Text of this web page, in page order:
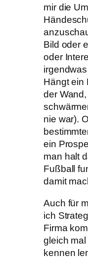
mir die
Bild oder
oder
Hängt ein
der
nie war).
ein
man halt
Fußball
damit
Auch für
ich
Firma
gleich
kennen